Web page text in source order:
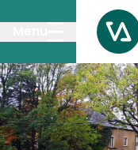
Passer au contenu